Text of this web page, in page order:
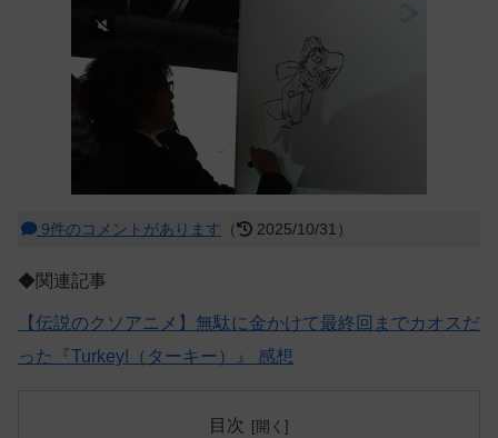
9件のコメントがあります （ 2025/10/31）
◆関連記事
【伝説のクソアニメ】無駄に金かけて最終回までカオスだ
った『Turkey!（ターキー）』 感想
目次